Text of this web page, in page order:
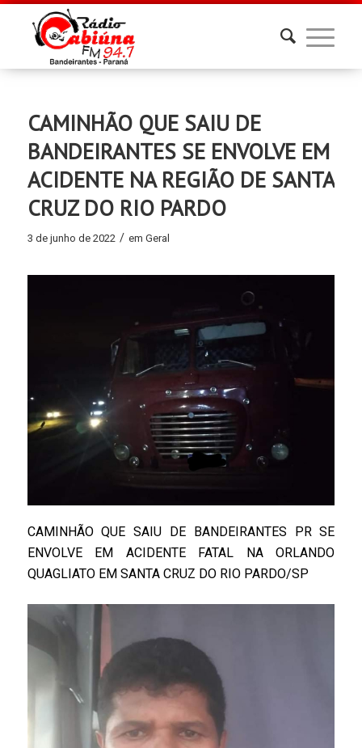
CAMINHÃO QUE SAIU DE
BANDEIRANTES SE ENVOLVE EM
ACIDENTE NA REGIÃO DE SANTA
CRUZ DO RIO PARDO
3 de junho de 2022 / em Geral
CAMINHÃO QUE SAIU DE BANDEIRANTES PR SE
ENVOLVE EM ACIDENTE FATAL NA ORLANDO
QUAGLIATO EM SANTA CRUZ DO RIO PARDO/SP